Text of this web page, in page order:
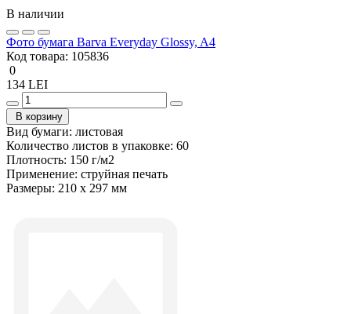
В наличии
Фото бумага Barva Everyday Glossy, A4
Код товара: 105836
0
134 LEI
В корзину
Вид бумаги: листовая
Количество листов в упаковке: 60
Плотность: 150 г/м2
Применение: струйная печать
Размеры: 210 х 297 мм